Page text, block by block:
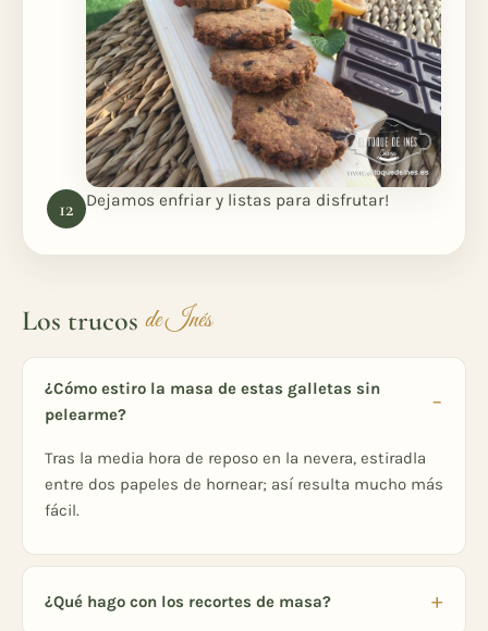
Dejamos enfriar y listas para disfrutar!
Los trucos de Inés
¿Cómo estiro la masa de estas galletas sin
pelearme?
Tras la media hora de reposo en la nevera, estiradla
entre dos papeles de hornear; así resulta mucho más
fácil.
¿Qué hago con los recortes de masa?